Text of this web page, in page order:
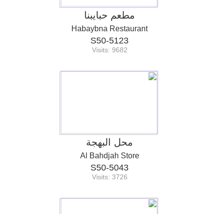
مطعم حبايبنا
Habaybna Restaurant
S50-5123
Visits: 9682
محل البهجة
Al Bahdjah Store
S50-5043
Visits: 3726